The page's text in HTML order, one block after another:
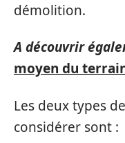
démolition.
A découvrir
moyen du
Les deux types
considérer sont :